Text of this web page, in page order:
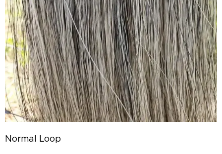
Normal Loop